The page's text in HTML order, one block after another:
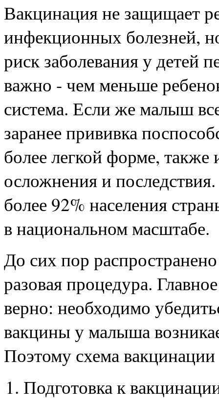
Вакцинация не защищает
инфекционных болезней,
риск заболевания у детей
важно - чем меньше
система. Если же малыш
заранее прививка
более легкой форме,
осложнения и
более 92% населения
в национальном масштабе.
До сих пор
разовая процедура.
верно: необходимо
вакцины у малыша
Поэтому схема
Подготовка к